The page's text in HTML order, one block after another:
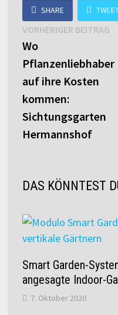
SHARE
VORHERIGER BEITRAG
Wo
Pflanzenliebhaber
auf ihre Kosten
kommen:
Sichtungsgarten
Hermannshof
DAS KÖNNTEST
Smart Garden-
angesagte Indoor-
7. Oktober 2020